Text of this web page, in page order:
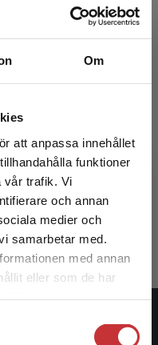
Om
att anpassa innehållet
funktioner
vår trafik. Vi
och annan
medier och
samarbetar med.
med annan
eller som de har
utanför Sverige.
Sverige. För
C Paket
- Tryckt -
186 kr
Exkl.